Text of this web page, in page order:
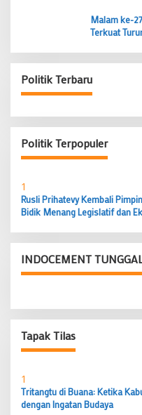
Malam ke-
Terkuat
Politik Terbaru
Politik Terpopuler
1
Rusli Prihatevy Kembali
Bidik Menang Legislatif dan
INDOCEMENT
Tapak Tilas
1
Tritangtu di Buana: Ketika
dengan Ingatan Budaya